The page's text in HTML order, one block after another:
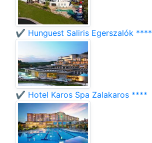
✔️ Hunguest Saliris Egerszalók ****
✔️ Hotel Karos Spa Zalakaros ****